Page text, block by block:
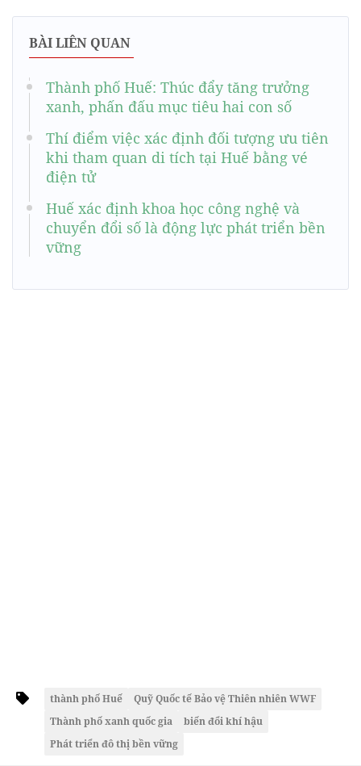
BÀI LIÊN QUAN
Thành phố Huế: Thúc đẩy tăng trưởng
xanh, phấn đấu mục tiêu hai con số
Thí điểm việc xác định đối tượng ưu tiên
khi tham quan di tích tại Huế bằng vé
điện tử
Huế xác định khoa học công nghệ và
chuyển đổi số là động lực phát triển bền
vững
thành phố Huế
Quỹ Quốc tế Bảo vệ Thiên nhiên WWF
Thành phố xanh quốc gia
biến đổi khí hậu
Phát triển đô thị bền vững